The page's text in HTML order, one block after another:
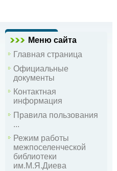
Меню сайта
Главная страница
Официальные
документы
Контактная
информация
Правила пользования
...
Режим работы
межпоселенческой
библиотеки
им.М.Я.Диева